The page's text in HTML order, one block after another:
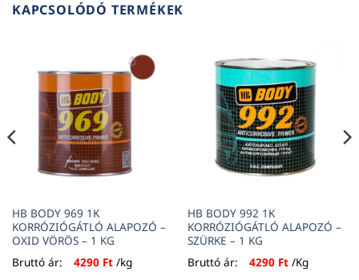
KAPCSOLÓDÓ TERMÉKEK
HB BODY 969 1K
KORRÓZIÓGÁTLÓ ALAPOZÓ –
OXID VÖRÖS – 1 KG
Bruttó ár:
4290 Ft/kg
HB BODY 992 1K
KORRÓZIÓGÁTLÓ ALAPOZÓ –
SZÜRKE – 1 KG
Bruttó ár:
4290 Ft/Kg